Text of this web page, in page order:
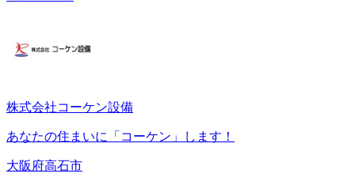
株式会社コーケン設備
あなたの住まいに「コーケン」します！
大阪府高石市